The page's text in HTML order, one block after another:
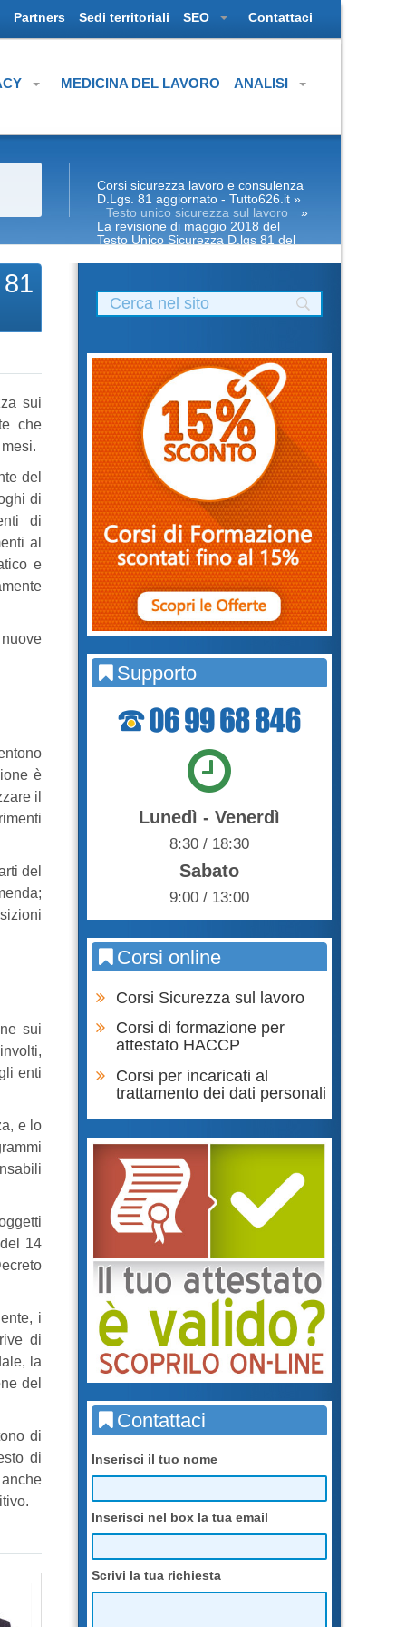
Partners Sedi territoriali SEO Contattaci
MEDICINA DEL LAVORO ANALISI
Corsi sicurezza lavoro e consulenza
D.Lgs. 81 aggiornato - Tutto626.it »
Testo unico sicurezza sul lavoro
»
La revisione di maggio 2018 del
Testo Unico Sicurezza D.lgs 81 del
sui
che
del
di
di
al
e
è
il
del
sui
enti
e lo
14
i
di
la
del
di
di
Supporto
Lunedì - Venerdì
8:30 / 18:30
Sabato
9:00 / 13:00
Corsi online
Corsi Sicurezza sul lavoro
Corsi di formazione per
attestato HACCP
Corsi per incaricati al
trattamento dei dati personali
Contattaci
Inserisci il tuo nome
Inserisci nel box la tua email
Scrivi la tua richiesta